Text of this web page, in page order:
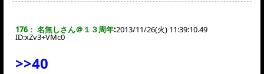
176 ： 名無しさん＠１３周年:2013/11/26(火) 11:39:10.49
ID:xZv3+VMc0
>>40